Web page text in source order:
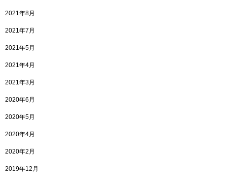
2021年8月
2021年7月
2021年5月
2021年4月
2021年3月
2020年6月
2020年5月
2020年4月
2020年2月
2019年12月